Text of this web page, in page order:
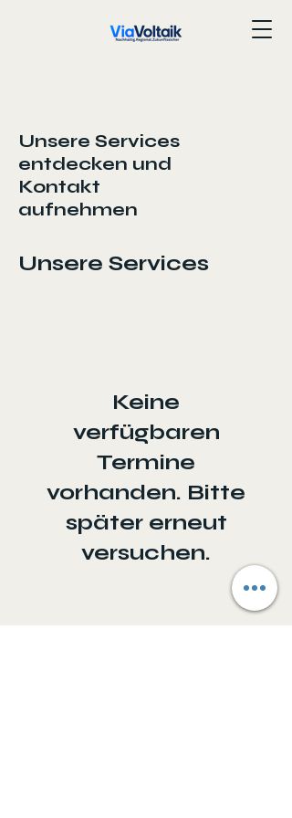
Unsere Services
entdecken und
Kontakt
aufnehmen
Unsere Services
Keine
verfügbaren
Termine
vorhanden. Bitte
später erneut
versuchen.